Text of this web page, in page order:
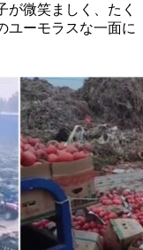
が微笑ましく、たく
ユーモラスな一面に